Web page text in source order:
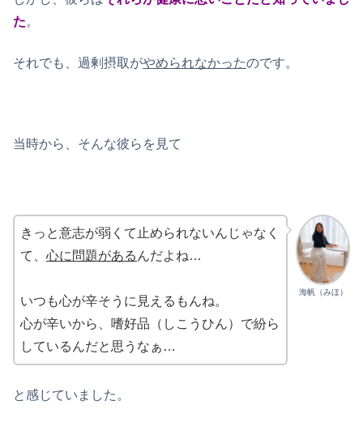
た。
それでも、過剰摂取がやめられなかったのです。
当時から、そんな彼らを見て
海帆（みほ）
きっと意志が弱くて止められないんじゃなく
て、 心に問題がある んだよね…
いつも心が辛そうに見えるもんね。
心が辛いから、嗜好品（しこうひん）で紛ら
しているんだと思うなぁ…
と感じていました。